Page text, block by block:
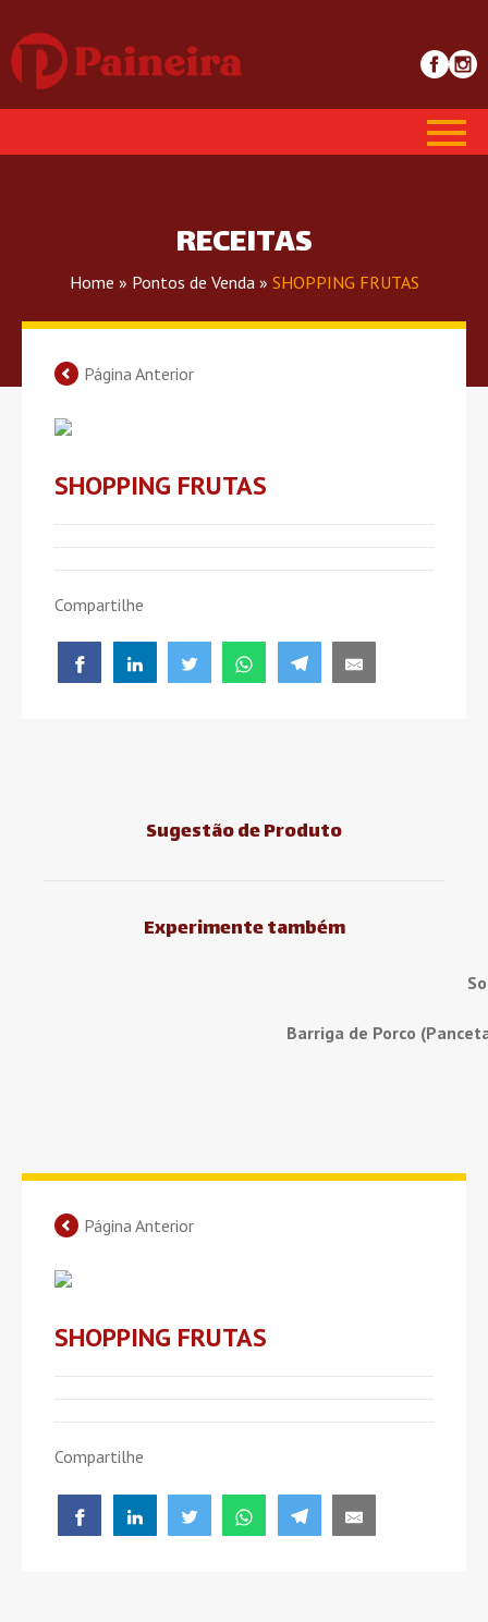
RECEITAS
Home » Pontos de Venda » SHOPPING FRUTAS
Página Anterior
SHOPPING FRUTAS
Compartilhe
Sugestão de Produto
Experimente também
Barriga de Porco
Página Anterior
SHOPPING FRUTAS
Compartilhe